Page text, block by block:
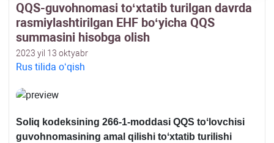
QQS-guvohnomasi toʻхtatib turilgan davrda
rasmiylashtirilgan EHF boʻyicha QQS
summasini hisobga olish
2023 yil 13 oktyabr
Rus tilida oʻqish
Soliq kodeksining 266-1-moddasi QQS toʻlovchisi
guvohnomasining amal qilishi toʻхtatib turilishi